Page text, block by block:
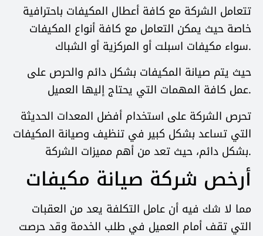
تتعامل الشركة مع كافة أعطال المكيفات باحترافية
خاصة حيث يمكن التعامل مع كافة أنواع المكيفات
سواء مكيفات اسبلت أو المركزية أو الشباك.
حيث يتم صيانة المكيفات بشكل دائم والحرص على
عمل كافة المهمات التي يحتاج إليها العميل.
تحرص الشركة على استخدام أفضل المعدات الحديثة
التي تساعد بشكل كبير في تنظيف وصيانة المكيفات
بشكل دائم، حيث تعد من أهم مميزات الشركة.
أرخص شركة صيانة مكيفات
مما لا شك فيه أن عامل التكلفة يعد من العقبات
التي تقف أمام العميل في طلب الخدمة وقد حرصت